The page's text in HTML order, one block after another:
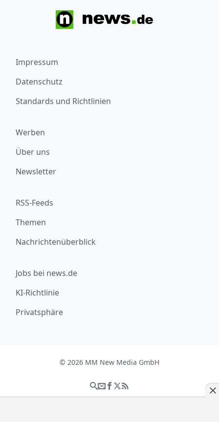
Impressum
Datenschutz
Standards und Richtlinien
Werben
Über uns
Newsletter
RSS-Feeds
Themen
Nachrichtenüberblick
Jobs bei news.de
KI-Richtlinie
Privatsphäre
© 2026 MM New Media GmbH